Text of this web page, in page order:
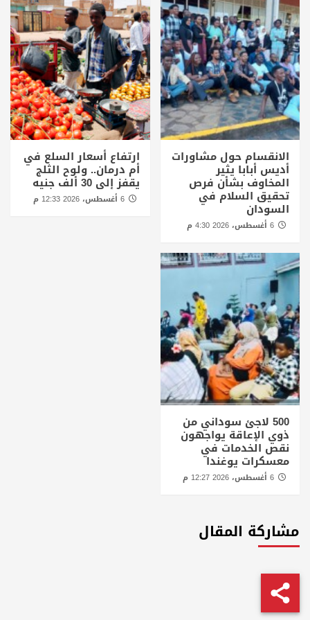
الانقسام حول مشاورات
أديس أبابا يثير
المخاوف بشأن فرص
تحقيق السلام في
السودان
ارتفاع أسعار السلع في
أم درمان.. ولوح الثلج
يقفز إلى 30 ألف جنيه
6 أغسطس، 2026 12:33 م
500 لاجئ سوداني من
ذوي الإعاقة يواجهون
نقص الخدمات في
معسكرات يوغندا
مشاركة المقال